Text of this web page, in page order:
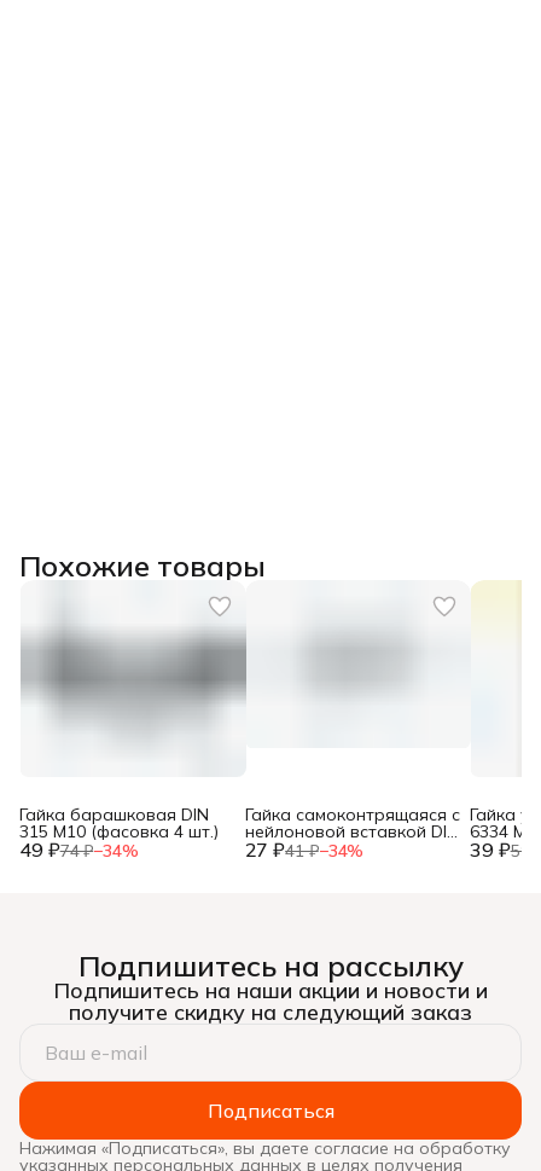
Похожие товары
49 ₽74 ₽−34%
Гайка барашковая DIN
315 М10 (фасовка 4 шт.)
27 ₽41 ₽−34%
Гайка самоконтрящаяся с
нейлоновой вставкой DIN
985 М6 (фасовка 10 шт.) 39 ₽59
Гайка
6334 М8
Подпишитесь на рассылку
Подпишитесь на наши акции и новости и
получите скидку на следующий заказ
Подписаться
Нажимая «Подписаться», вы даете согласие на обработку
указанных персональных данных в целях получения